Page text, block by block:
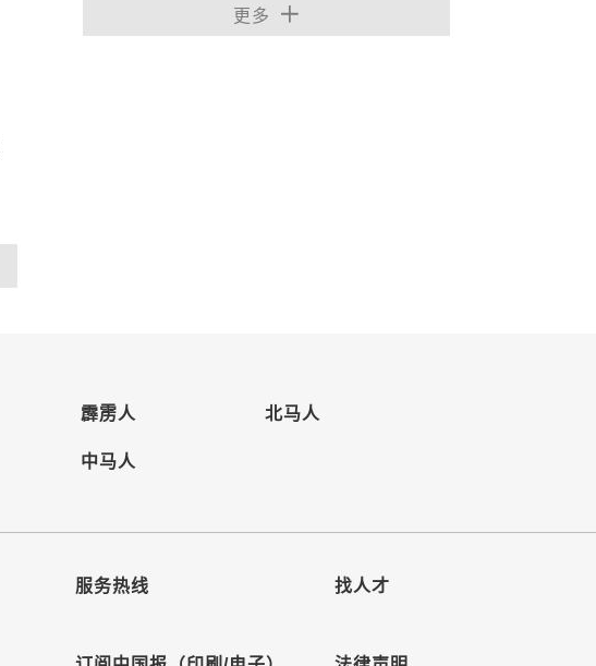
更多
霹雳人
中马人
北马人
服务热线 找人才